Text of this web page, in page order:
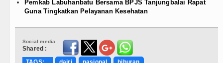
Pemkab Labuhanbatu Bersama BPJS Tanjungbalai Rapat
Guna Tingkatkan Pelayanan Kesehatan
Social media
Shared :